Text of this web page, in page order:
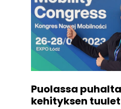
Puolassa
kehityksen tuulet